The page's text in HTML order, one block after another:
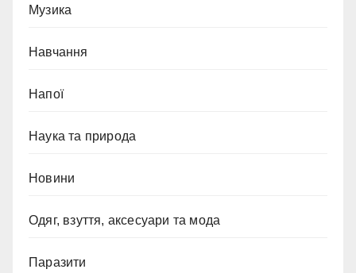
Музика
Навчання
Напої
Наука та природа
Новини
Одяг, взуття, аксесуари та мода
Паразити